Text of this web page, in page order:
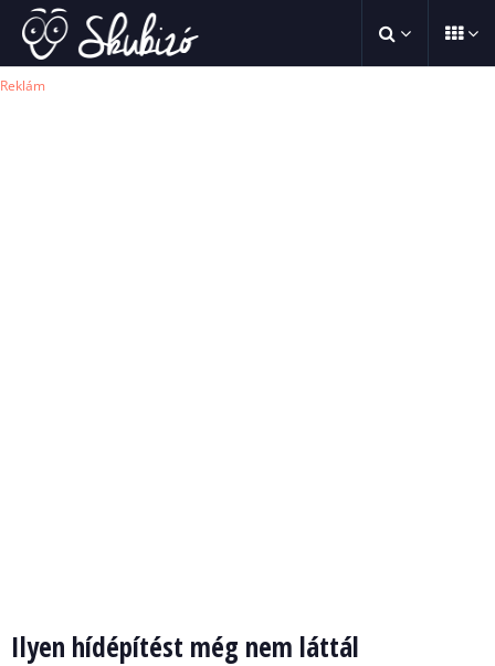
Reklám
Ilyen hídépítést még nem láttál